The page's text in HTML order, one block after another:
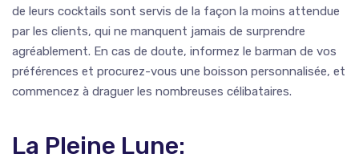
de leurs cocktails sont servis de la façon la moins attendue
par les clients, qui ne manquent jamais de surprendre
agréablement. En cas de doute, informez le barman de vos
préférences et procurez-vous une boisson personnalisée, et
commencez à draguer les nombreuses célibataires.
La Pleine Lune: